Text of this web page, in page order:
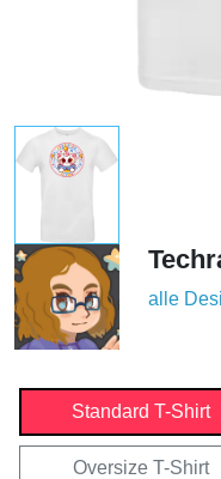
alle
Standard T-Shirt
Oversize T-Shirt